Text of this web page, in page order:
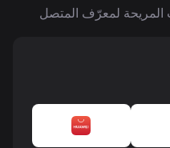
المريحة لمعرّف المتصل